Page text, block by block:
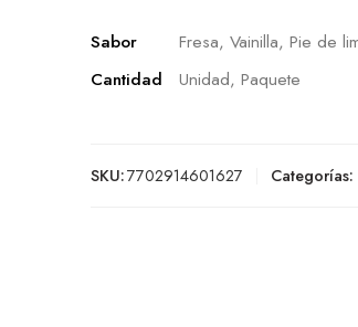
Sabor
Fresa, Vainilla, Pie de
Cantidad
Unidad, Paquete
SKU:7702914601627 Categorías: